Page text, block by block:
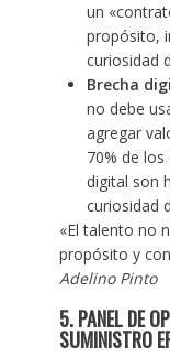
un
propósito,
curiosidad
Brecha
no debe
agregar
70% de
digital son
curiosidad
«El talento no
propósito y
Adelino Pinto
5. PANEL DE
SUMINISTRO